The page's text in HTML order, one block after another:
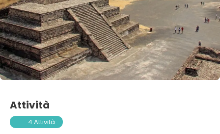
Attività
4 Attività